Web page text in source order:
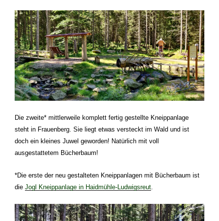
…“
Die zweite* mittlerweile komplett fertig gestellte Kneippanlage
steht in Frauenberg. Sie liegt etwas versteckt im Wald und ist
doch ein kleines Juwel geworden! Natürlich mit voll
ausgestattetem Bücherbaum!
*Die erste der neu gestalteten Kneippanlagen mit Bücherbaum ist
die Jogl Kneippanlage in Haidmühle-Ludwigsreut.